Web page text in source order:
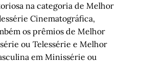
na categoria de Melhor
Cinematográfica,
os prêmios de Melhor
ou Telessérie e Melhor
em Minissérie ou